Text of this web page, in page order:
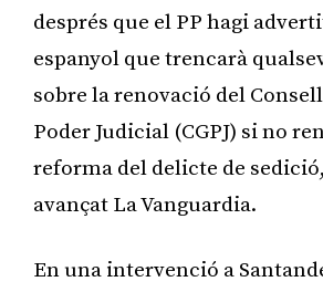
després que el PP hagi
espanyol que trencarà
sobre la renovació del
Poder Judicial (CGPJ) si no
reforma del delicte de
avançat La Vanguardia.
En una intervenció a